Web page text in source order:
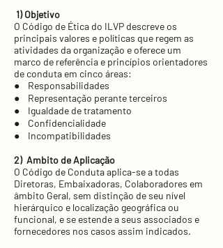
1) Objetivo
O Código de Ética do ILVP descreve os
principais valores e políticas que regem as
atividades da organização e oferece um
marco de referência e princípios orientadores
de conduta em cinco áreas:
● Responsabilidades
● Representação perante terceiros
● Igualdade de tratamento
● Confidencialidade
● Incompatibilidades
2) Ambito de Aplicação
O Código de Conduta aplica-se a todas
Diretoras, Embaixadoras, Colaboradores em
âmbito Geral, sem distinção de seu nível
hierárquico e localização geográfica ou
funcional, e se estende a seus associados e
fornecedores nos casos assim indicados.